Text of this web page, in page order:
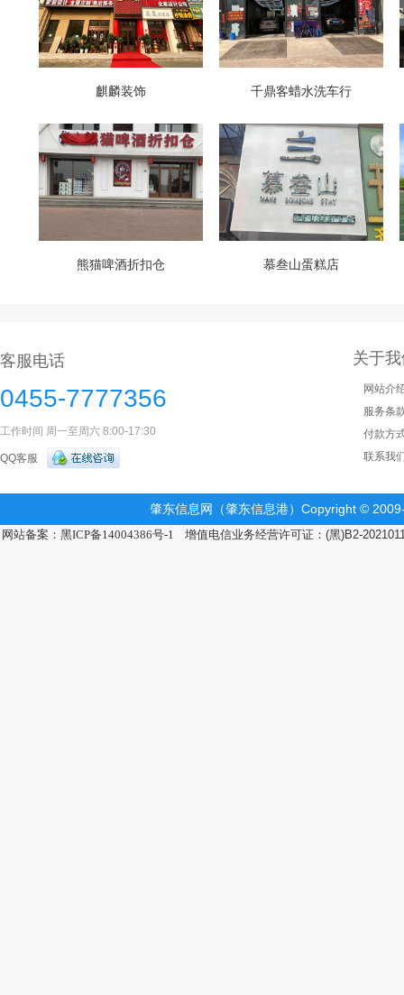
麒麟装饰 千鼎客蜡水洗车行
熊猫啤酒折扣仓 慕叁山蛋糕店
客服电话
0455-7777356
工作时间 周一至周六 8:00-17:30
QQ客服
关于
网站介
服务条
付款方
联系我
肇东信息网（肇东信息港）Copyright ©
网站备案：黑ICP备14004386号-1 增值电信业务经营许可证：(黑)B2-